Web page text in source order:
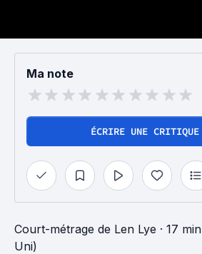
Ma note
ÉCRIRE UNE CRITIQUE
Court-métrage de Len Lye · 17 min
Uni)